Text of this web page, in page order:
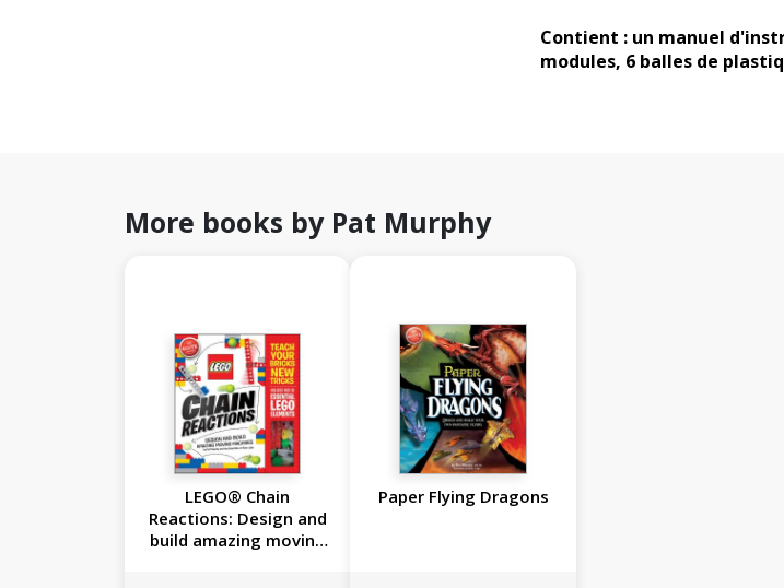
Contient : un manuel
modules, 6 balles de
More books by Pat Murphy
LEGO® Chain
Reactions: Design and
build amazing moving
Paper Flying Dragons